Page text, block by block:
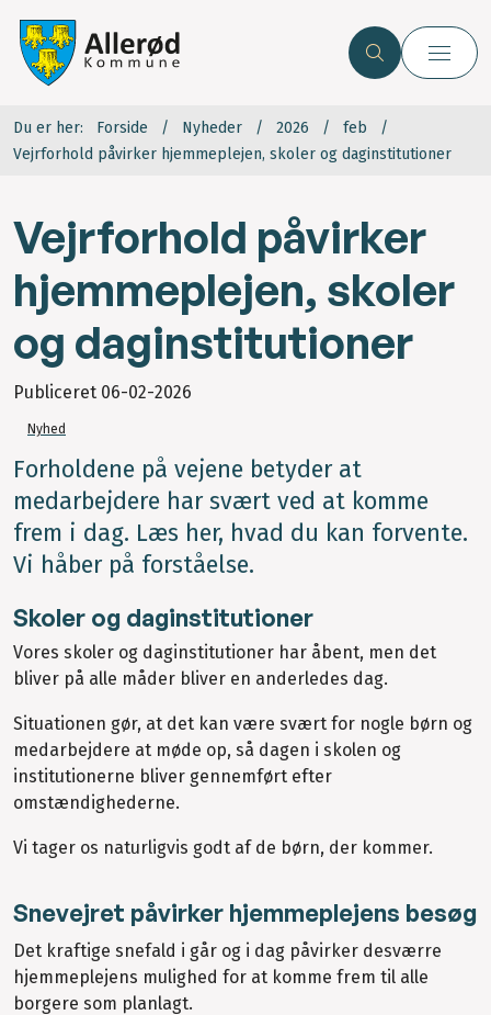
Du er her: Forside Nyheder 2026
feb
Vejrforhold påvirker hjemmeplejen, skoler og daginstitutioner
Vejrforhold påvirker
hjemmeplejen, skoler
og daginstitutioner
Publiceret 06-02-2026
Nyhed
Forholdene på vejene betyder at
medarbejdere har svært ved at komme
frem i dag. Læs her, hvad du kan forvente.
Vi håber på forståelse.
Skoler og daginstitutioner
Vores skoler og daginstitutioner har åbent, men det
bliver på alle måder bliver en anderledes dag.
Situationen gør, at det kan være svært for nogle børn og
medarbejdere at møde op, så dagen i skolen og
institutionerne bliver gennemført efter
omstændighederne.
Vi tager os naturligvis godt af de børn, der kommer.
Snevejret påvirker hjemmeplejens besøg
Det kraftige snefald i går og i dag påvirker desværre
hjemmeplejens mulighed for at komme frem til alle
borgere som planlagt.